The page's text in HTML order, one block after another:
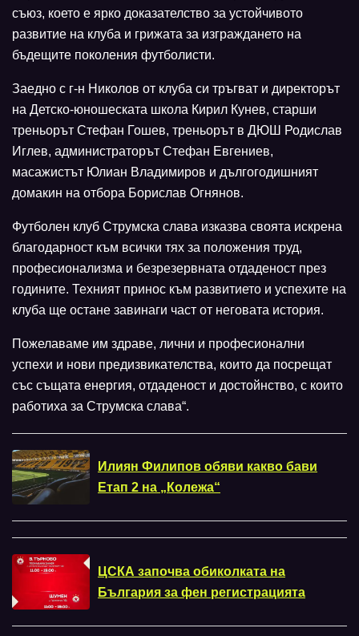
съюз, което е ярко доказателство за устойчивото
развитие на клуба и грижата за изграждането на
бъдещите поколения футболисти.
Заедно с г-н Николов от клуба си тръгват и директорът
на Детско-юношеската школа Кирил Кунев, старши
треньорът Стефан Гошев, треньорът в ДЮШ Родислав
Иглев, администраторът Стефан Евгениев,
масажистът Юлиан Владимиров и дългогодишният
домакин на отбора Борислав Огнянов.
Футболен клуб Струмска слава изказва своята искрена
благодарност към всички тях за положения труд,
професионализма и безрезервната отдаденост през
годините. Техният принос към развитието и успехите на
клуба ще остане завинаги част от неговата история.
Пожелаваме им здраве, лични и професионални
успехи и нови предизвикателства, които да посрещат
със същата енергия, отдаденост и достойнство, с които
работиха за Струмска слава“.
Илиян Филипов обяви какво бави
Етап 2 на „Колежа“
ЦСКА започва обиколката на
България за фен регистрацията